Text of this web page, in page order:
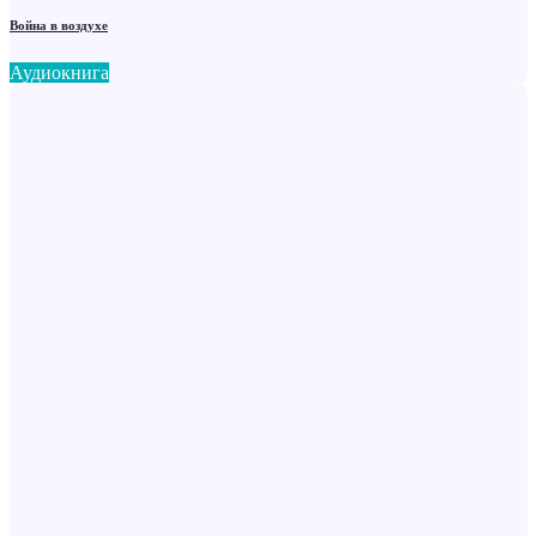
Война в воздухе
Аудиокнига